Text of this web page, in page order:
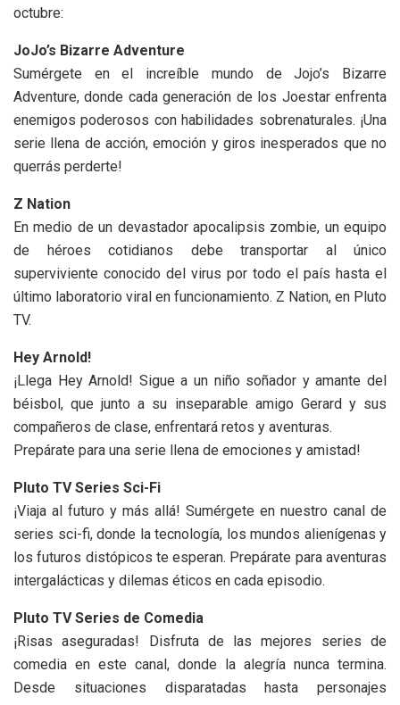
octubre:
JoJo’s Bizarre Adventure
Sumérgete en el increíble mundo de Jojo’s Bizarre
Adventure, donde cada generación de los Joestar enfrenta
enemigos poderosos con habilidades sobrenaturales. ¡Una
serie llena de acción, emoción y giros inesperados que no
querrás perderte!
Z Nation
En medio de un devastador apocalipsis zombie, un equipo
de héroes cotidianos debe transportar al único
superviviente conocido del virus por todo el país hasta el
último laboratorio viral en funcionamiento. Z Nation, en Pluto
TV.
Hey Arnold!
¡Llega Hey Arnold! Sigue a un niño soñador y amante del
béisbol, que junto a su inseparable amigo Gerard y sus
compañeros de clase, enfrentará retos y aventuras.
Prepárate para una serie llena de emociones y amistad!
Pluto TV Series Sci-Fi
¡Viaja al futuro y más allá! Sumérgete en nuestro canal de
series sci-fi, donde la tecnología, los mundos alienígenas y
los futuros distópicos te esperan. Prepárate para aventuras
intergalácticas y dilemas éticos en cada episodio.
Pluto TV Series de Comedia
¡Risas aseguradas! Disfruta de las mejores series de
comedia en este canal, donde la alegría nunca termina.
Desde situaciones disparatadas hasta personajes